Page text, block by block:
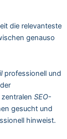
die relevanteste
genauso
professionell und
SEO-
gesucht und
hinweist.